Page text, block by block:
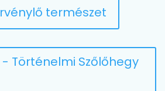
természet
Történelmi Szőlőhegy